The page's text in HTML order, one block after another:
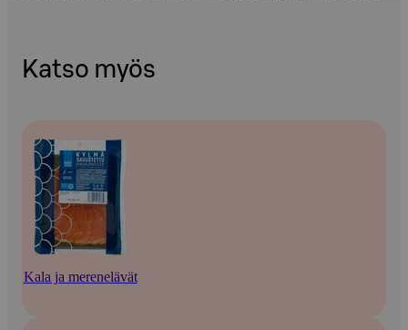
Katso myös
Kala ja merenelävät